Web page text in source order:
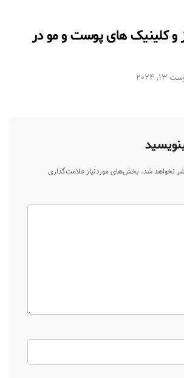
و کلینیک های پوست و مو در
2024
نخواهد شد. بخش‌های موردنیاز علامت‌گذاری